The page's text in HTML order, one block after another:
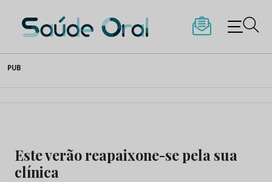
to
content
Saúde Oral
PUB
Este verão reapaixone-se pela sua
clínica